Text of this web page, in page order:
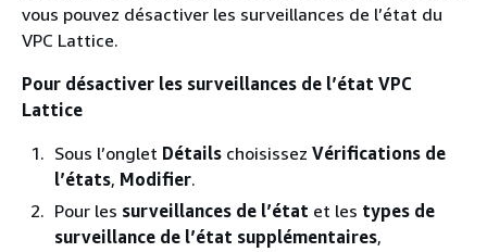
vous pouvez désactiver les surveillances de l’état du
VPC Lattice.
Pour désactiver les surveillances de l’état VPC
Lattice
Sous l’onglet Détails choisissez Vérifications de
l’états, Modifier.
Pour les surveillances de l’état et les types de
surveillance de l’état supplémentaires,